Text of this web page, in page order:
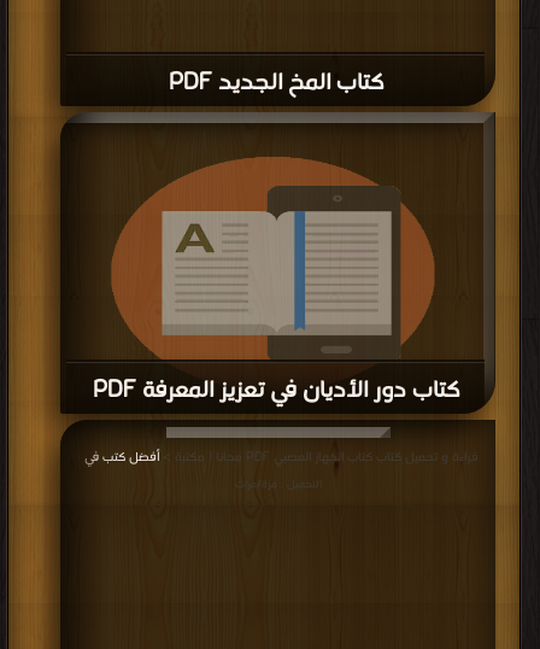
كتاب المخ الجديد PDF
كتاب دور الأديان في تعزيز المعرفة PDF
قراءة و تحميل كتاب كتاب دور الأديان في تعزيز المعرفة PDF مجانا | مكتبة >
أفضل
كتب في مجانا| التحميل : مرة/مراتقراءة و تحميل كتاب كتاب الجهاز العصبي PDF مجانا | مكتبة > أفضل كتب في
التحميل : مرة/مرات